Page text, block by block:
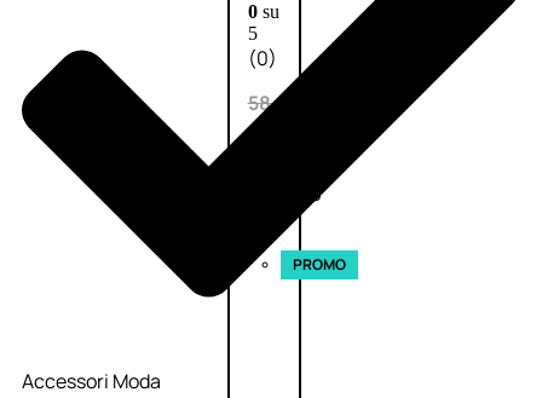
0su
5
(0)
58,00
43,50
ESAURITO
PROMO
Accessori Moda